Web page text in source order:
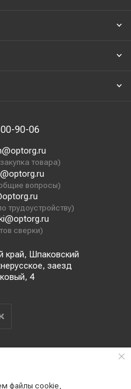
90-06
товара)
вопросы)
трудоустройству)
сверки)
край, Шпаковский
заезд
4
файлы cookie,